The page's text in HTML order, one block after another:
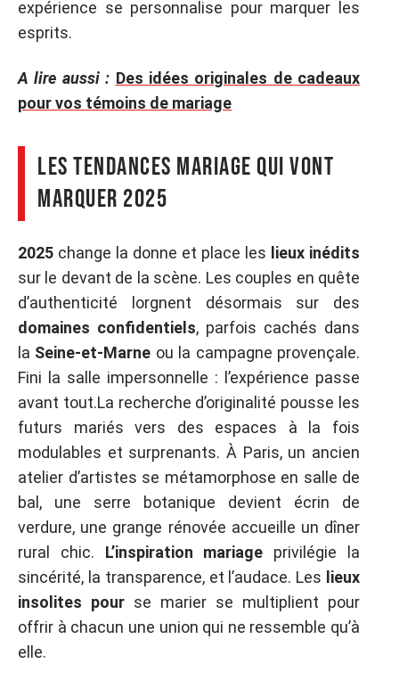
expérience se personnalise pour marquer les
esprits.
A lire aussi : Des idées originales de cadeaux
pour vos témoins de mariage
Les tendances mariage qui vont
marquer 2025
2025 change la donne et place les lieux inédits
sur le devant de la scène. Les couples en quête
d’authenticité lorgnent désormais sur des
domaines confidentiels, parfois cachés dans
la Seine-et-Marne ou la campagne provençale.
Fini la salle impersonnelle : l’expérience passe
avant tout.La recherche d’originalité pousse les
futurs mariés vers des espaces à la fois
modulables et surprenants. À Paris, un ancien
atelier d’artistes se métamorphose en salle de
bal, une serre botanique devient écrin de
verdure, une grange rénovée accueille un dîner
rural chic. L’inspiration mariage privilégie la
sincérité, la transparence, et l’audace. Les lieux
insolites pour se marier se multiplient pour
offrir à chacun une union qui ne ressemble qu’à
elle.